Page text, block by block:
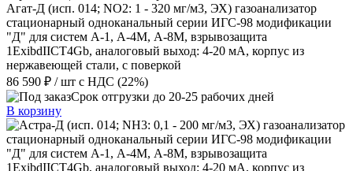
Агат-Д (исп. 014; NO2: 1 - 320 мг/м3, ЭХ) газоанализатор
стационарный одноканальный серии ИГС-98 модификации
"Д" для систем А-1, А-4М, А-8М, взрывозащита
1ExibdIICT4Gb, аналоговый выход: 4-20 мА, корпус из
нержавеющей стали, с поверкой
86 590 ₽ / шт с НДС (22%)
Срок отгрузки до 20-25 рабочих дней
В корзину